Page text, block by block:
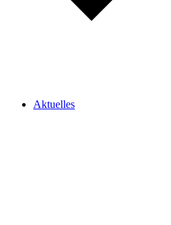
Aktuelles